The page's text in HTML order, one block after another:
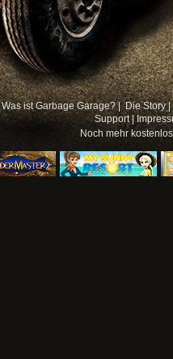
Was ist Garbage Garage? | Die Story |
Support|
Noch mehr